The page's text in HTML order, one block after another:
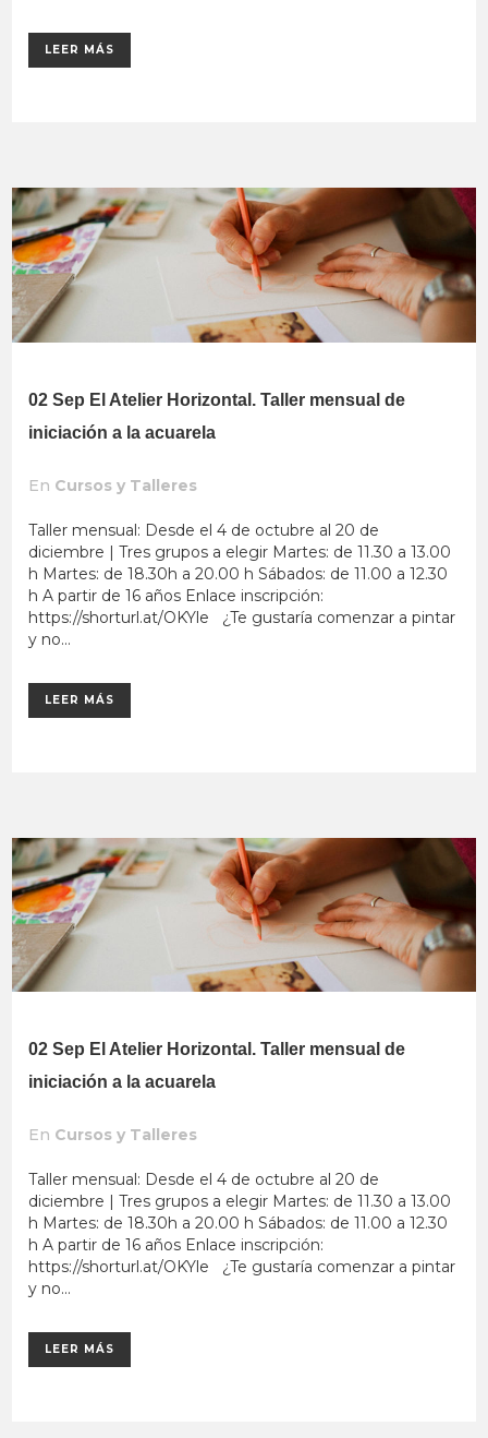
LEER MÁS
02 Sep El Atelier Horizontal. Taller mensual de
iniciación a la acuarela
En Cursos y Talleres
Taller mensual: Desde el 4 de octubre al 20 de
diciembre | Tres grupos a elegir Martes: de 11.30 a 13.00
h Martes: de 18.30h a 20.00 h Sábados: de 11.00 a 12.30
h A partir de 16 años Enlace inscripción:
https://shorturl.at/OKYle ¿Te gustaría comenzar a pintar
y no...
LEER MÁS
02 Sep El Atelier Horizontal. Taller mensual de
iniciación a la acuarela
En Cursos y Talleres
Taller mensual: Desde el 4 de octubre al 20 de
diciembre | Tres grupos a elegir Martes: de 11.30 a 13.00
h Martes: de 18.30h a 20.00 h Sábados: de 11.00 a 12.30
h A partir de 16 años Enlace inscripción:
https://shorturl.at/OKYle ¿Te gustaría comenzar a pintar
y no...
LEER MÁS